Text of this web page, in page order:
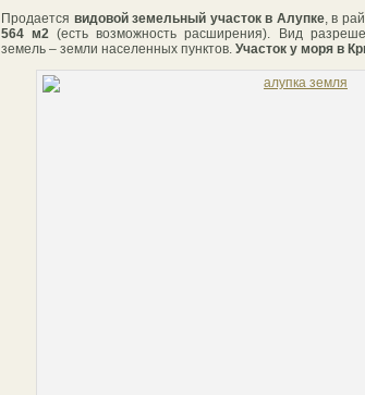
Продается видовой земельный участок в Алупке, в
564 м2(есть возможность расширения). Вид
земель – земли населенных пунктов. Участок у моря в